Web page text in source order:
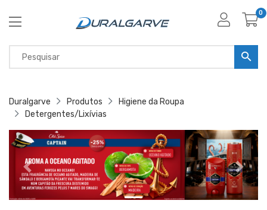
0
Duralgarve Produtos
Higiene da Roupa
Detergentes/Lixívias